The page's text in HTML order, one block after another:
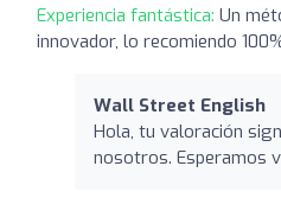
Experiencia fantástica: Un
innovador, lo recomiendo
Wall Street English
Hola, tu valoración
nosotros. Esperamos